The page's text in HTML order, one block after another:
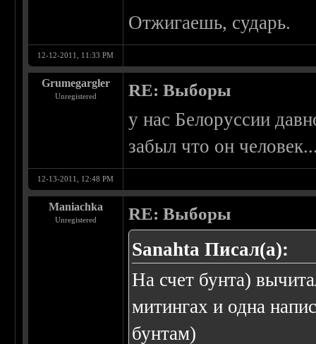
Отжигаешь, сударь.
12-12-2011, 11:33 PM
Grumegargler
Unregistered RE: Выборы
у нас Белоруссии
забыл что он
12-13-2011, 12:48 PM
Maniachka
Unregistered RE: Выборы
Sanahta Писал(а):
На счет бунта)
митингах и одна
бунтам)